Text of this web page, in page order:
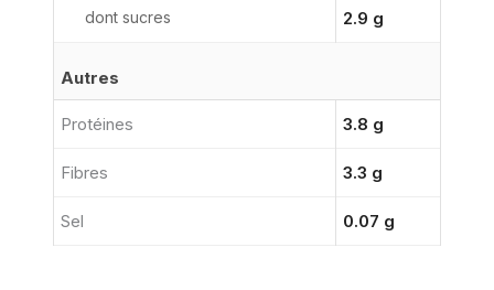
dont sucres 2.9 g
Autres
Protéines 3.8 g
Fibres 3.3 g
Sel 0.07 g